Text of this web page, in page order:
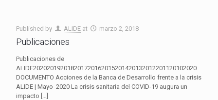
Published by ALIDE at marzo 2, 2018
Publicaciones
Publicaciones de
ALIDE202020192018201720162015201420132012201120102020
DOCUMENTO Acciones de la Banca de Desarrollo frente a la crisis
ALIDE | Mayo 2020 La crisis sanitaria del COVID-19 augura un
impacto […]